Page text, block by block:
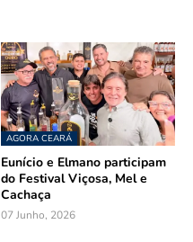
AGORA CEARÁ
Eunício e Elmano participam
do Festival Viçosa, Mel e
Cachaça
07 Junho, 2026